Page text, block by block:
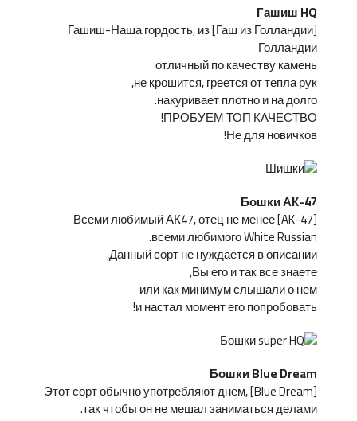
Гашиш HQ
[Гаш из Голландии] Гашиш-Наша гордость, из
Голландии
отличный по качеству камень
не крошится, греется от тепла рук,
накуривает плотно и на долго.
ПРОБУЕМ ТОП КАЧЕСТВО!
Не для новичков!
Бошки АК-47
[AK-47] Всеми любимый АК47, отец не менее
всеми любимого White Russian.
Данный сорт не нуждается в описании,
Вы его и так все знаете,
или как минимум слышали о нем
и настал момент его попробовать!
Бошки Blue Dream
[Blue Dream] Этот сорт обычно употребляют днем,
так чтобы он не мешал заниматься делами.